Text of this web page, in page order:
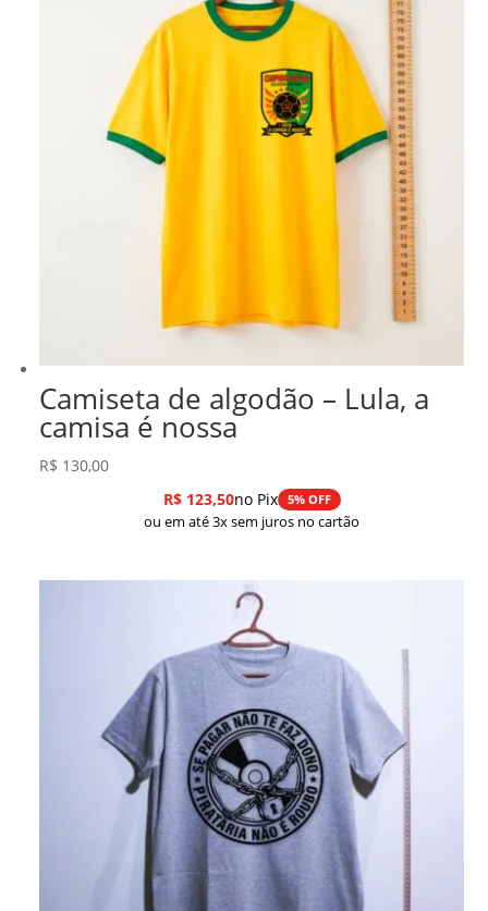
Camiseta de algodão – Lula, a
camisa é nossa
R$ 130,00
R$123,50no Pix 5% OFF
ou em até 3x sem juros no cartão